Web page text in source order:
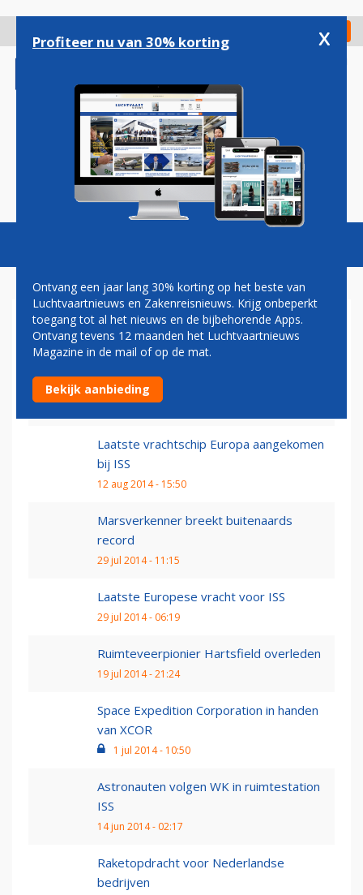
gaan
Check in
Magazine Podcasts Vacatures
RUIMTEVAART
Europese navigatiesatellieten de lucht in
Laatste vrachtschip Europa aangekomen
bij ISS
12 aug 2014 - 15:50
Marsverkenner breekt buitenaards
record
29 jul 2014 - 11:15
Laatste Europese vracht voor ISS
29 jul 2014 - 06:19
Ruimteveerpionier Hartsfield overleden
19 jul 2014 - 21:24
Space Expedition Corporation in handen
van XCOR
1 jul 2014 - 10:50
Astronauten volgen WK in ruimtestation
ISS
14 jun 2014 - 02:17
Raketopdracht voor Nederlandse
bedrijven
Profiteer nu van 30% korting x
Ontvang een jaar lang 30% korting op het beste van
Luchtvaartnieuws en Zakenreisnieuws. Krijg onbeperkt
toegang tot al het nieuws en de bijbehorende Apps.
Ontvang tevens 12 maanden het Luchtvaartnieuws
Magazine in de mail of op de mat.
Bekijk aanbieding